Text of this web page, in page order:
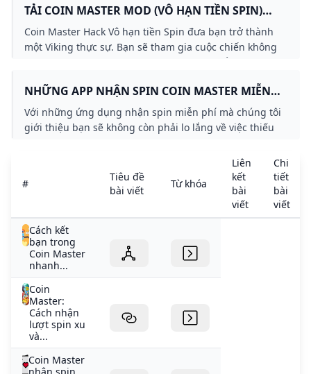
chiến thuật vô cùng thú vị được phát triển bởi Israel
của studio Moon Active. Game có lối chơi đầy cuốn hút
với việc thu thập tìm kiếm và tích lũy tài nguyên rồi đi
cướp bốc vàng của những người chơi khác.
TẢI COIN MASTER MOD (VÔ HẠN TIỀN SPIN)
V3.5.1830 APK MỚI NHẤT 2024
Coin Master Hack Vô hạn tiền Spin đưa bạn trở thành
một Viking thực sự. Bạn sẽ tham gia cuộc chiến không
hồi kết với số lượng nhiệm vụ cực khủng để nhận về
tham gia cùng nhiều người chơi khác khiến tính cạnh
tranh được đẩy lên cao chào.
NHỮNG APP NHẬN SPIN COIN MASTER MIỄN
PHÍ
Với những ứng dụng nhận spin miễn phí mà chúng tôi
giới thiệu bạn sẽ không còn phải lo lắng về việc thiếu
#
Tiêu đề
bài viết
Từ khóa
Liên
kết
bài
viết
Chi
tiết
bài
viết
Cách kết
bạn trong
Coin Master
nhanh...
Coin
Master:
Cách nhận
lượt spin xu
và...
Coin Master